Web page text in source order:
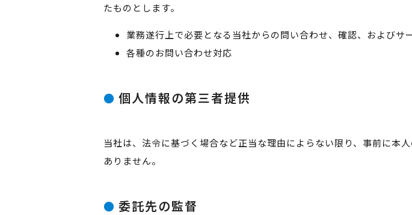
たものとします。
業務遂行上で必要となる当社からの問い合わせ、確認、およびサ
各種のお問い合わせ対応
個人情報の第三者提供
当社は、法令に基づく場合など正当な理由によらない限り、事前に本
ありません。
委託先の監督